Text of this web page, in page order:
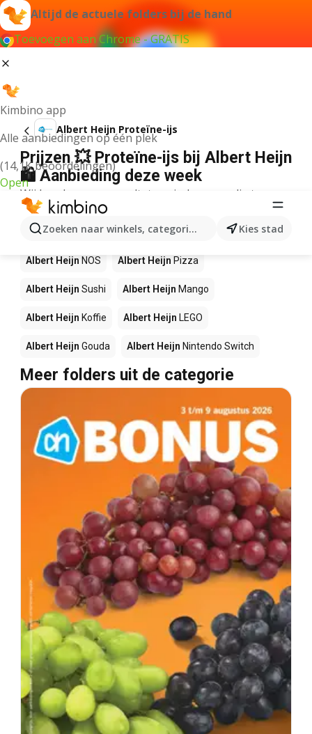
Altijd de actuele folders bij de hand
Toevoegen aan Chrome - GRATIS
Kimbino app
Alle aanbiedingen op één plek
(14,1K beoordelingen)
Open
Zoeken naar winkels, categorieën, producten...
Kies stad
Albert Heijn Proteïne-ijs
Prijzen 💥 Proteïne-ijs bij Albert Heijn
🛍️ Aanbieding deze week
Wij konden geen resultaten vinden voor die term.
Andere producten in winkels Albert
Heijn
Albert Heijn NOS Albert Heijn Pizza
Albert Heijn Sushi Albert Heijn Mango
Albert Heijn Koffie Albert Heijn LEGO
Albert Heijn Gouda Albert Heijn Nintendo Switch
Meer folders uit de categorie